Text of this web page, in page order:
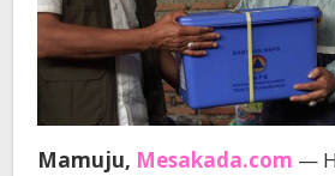
Mamuju, Mesakada.com —